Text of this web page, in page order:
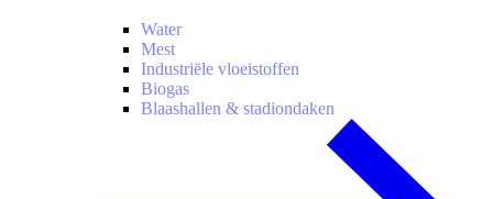
Water
Mest
Industriële vloeistoffen
Biogas
Blaashallen & stadiondaken